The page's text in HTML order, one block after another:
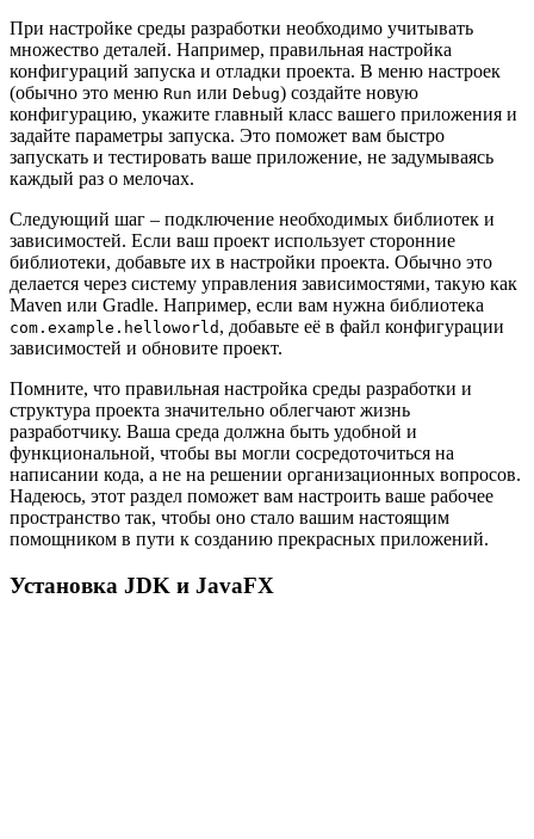
При настройке среды разработки необходимо учитывать
множество деталей. Например, правильная настройка
конфигураций запуска и отладки проекта. В меню настроек
(обычно это меню Run или Debug) создайте новую
конфигурацию, укажите главный класс вашего приложения и
задайте параметры запуска. Это поможет вам быстро
запускать и тестировать ваше приложение, не задумываясь
каждый раз о мелочах.
Следующий шаг – подключение необходимых библиотек и
зависимостей. Если ваш проект использует сторонние
библиотеки, добавьте их в настройки проекта. Обычно это
делается через систему управления зависимостями, такую как
Maven или Gradle. Например, если вам нужна библиотека
com.example.helloworld , добавьте её в файл конфигурации
зависимостей и обновите проект.
Помните, что правильная настройка среды разработки и
структура проекта значительно облегчают жизнь
разработчику. Ваша среда должна быть удобной и
функциональной, чтобы вы могли сосредоточиться на
написании кода, а не на решении организационных вопросов.
Надеюсь, этот раздел поможет вам настроить ваше рабочее
пространство так, чтобы оно стало вашим настоящим
помощником в пути к созданию прекрасных приложений.
Установка JDK и JavaFX